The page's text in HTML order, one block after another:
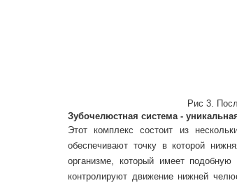
Рис 3.
Зубочелюстная система -
Этот комплекс состоит из
обеспечивают точку в которой
организме, который имеет
контролируют движение нижней